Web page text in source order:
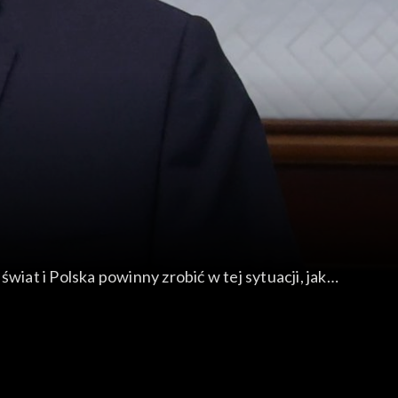
i Polska powinny zrobić w tej sytuacji, jak
światowego bezpieczeństwa?
patriotyzm czasu pokoju: postawę